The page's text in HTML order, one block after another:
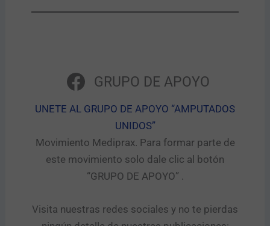
GRUPO DE APOYO
UNETE AL GRUPO DE APOYO “AMPUTADOS
UNIDOS”​
Movimiento Mediprax. Para formar parte de
este movimiento solo dale clic al botón
“GRUPO DE APOYO” .​
Visita nuestras redes sociales y no te pierdas